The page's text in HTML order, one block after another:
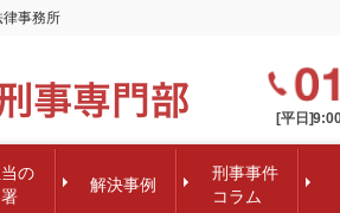
律事務所
[平日
の
解決事例
刑事事件
コラム